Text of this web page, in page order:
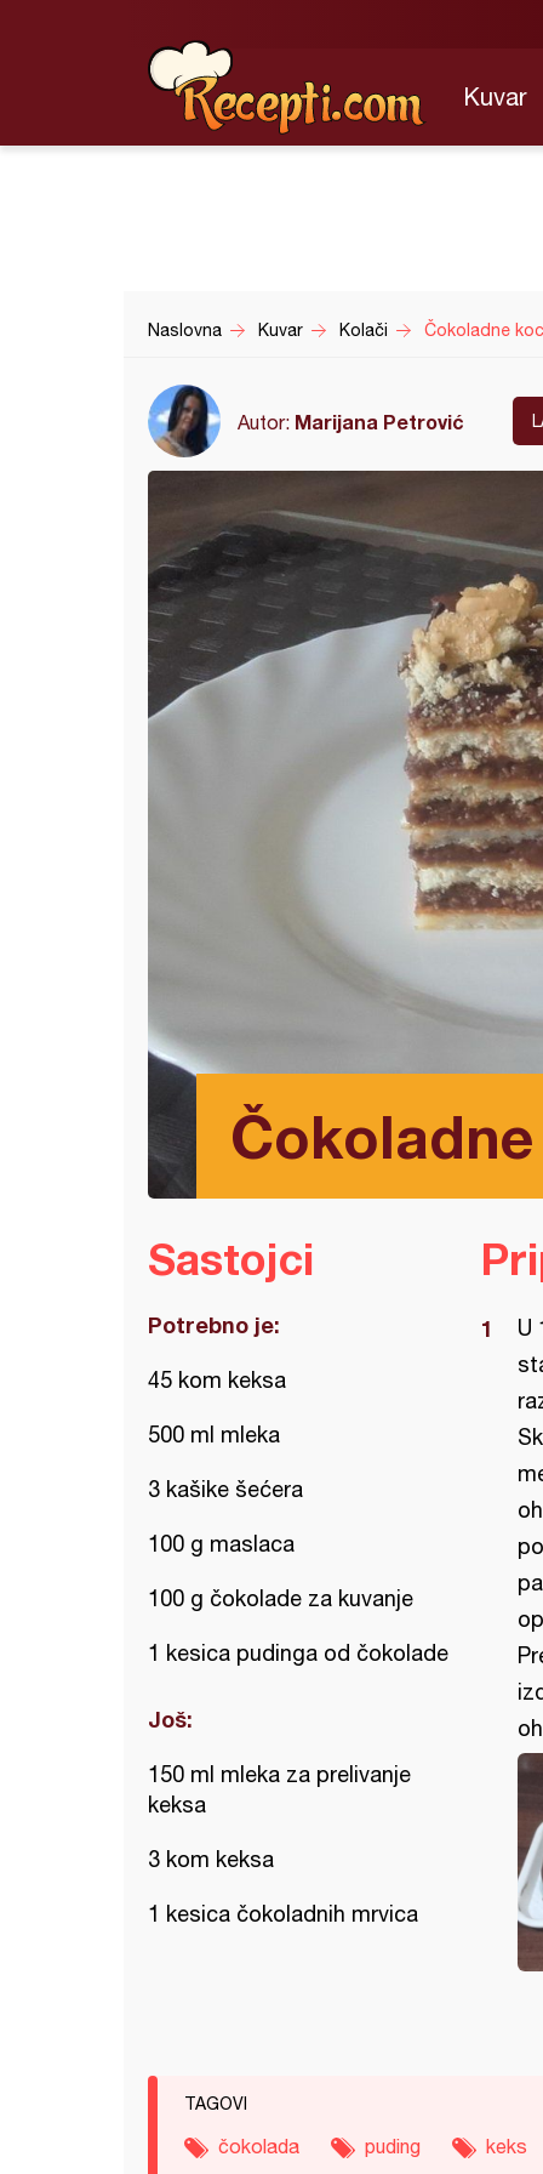
Kuvar
Naslovna Kuvar Kolači Čokoladne
Autor: Marijana Petrović
Sastojci
Potrebno je:
45 kom keksa
500 ml mleka
3 kašike šećera
100 g maslaca
100 g čokolade za kuvanje
1 kesica pudinga od čokolade
Još:
150 ml mleka za prelivanje
keksa
3 kom keksa
1 kesica čokoladnih mrvica
U
TAGOVI
čokolada puding keks